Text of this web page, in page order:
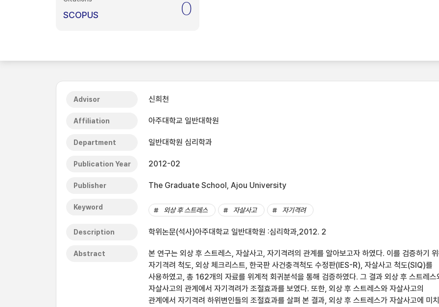
SCOPUS 0
Advisor 신희천
Affiliation 아주대학교 일반대학원
Department 일반대학원 심리학과
Publication Year 2012-02
Publisher The Graduate School, Ajou University
Keyword 외상 후 스트레스 자살사고 자기격려
Description 학위논문(석사)아주대학교 일반대학원 :심리학과,2012. 2
Abstract
본 연구는 외상 후 스트레스, 자살사고, 자기격려의 관계를 알아보고자 하였다. 이를 검증하기
자기격려 척도, 외상 체크리스트, 한국판 사건충격척도 수정판(IES-R), 자살사고 척도(SIQ)를
사용하였고, 총 162개의 자료를 위계적 회귀분석을 통해 검증하였다. 그 결과 외상 후 스트레스
자살사고의 관계에서 자기격려가 조절효과를 보였다. 또한, 외상 후 스트레스와 자살사고의
관계에서 자기격려 하위변인들의 조절효과를 살펴 본 결과, 외상 후 스트레스가 자살사고에 미